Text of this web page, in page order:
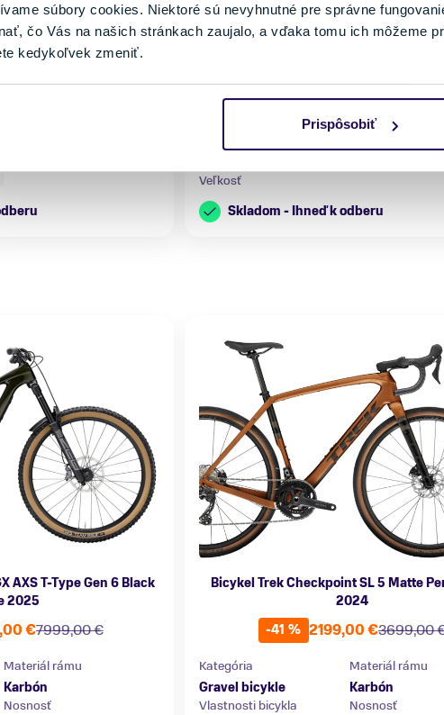
súbory cookies. Niektoré sú nevyhnutné pre správne
čo Vás na našich stránkach zaujalo, a vďaka tomu ich môžeme
kedykoľvek zmeniť.
Prispôsobiť
Materiál rámu
Karbón
Nosnosť
do 150 kg
-38 %
1049,00 €
649,00 €
Kategória
Materiál rámu
Vlastnosti bicykla
s prehadzovačkou
Nosnosť
do 150 kg
Veľkosť
Skladom - Ihneď k odberu
AXS T-Type Gen 6 Black
2025
7999,00 €
€
Materiál rámu
Karbón
Nosnosť
Bicykel Trek Checkpoint SL 5 Matte
2024
-41 %
3699,00
2199,00 €
Kategória
Gravel bicykle
Materiál rámu
Karbón
Vlastnosti bicykla
Nosnosť